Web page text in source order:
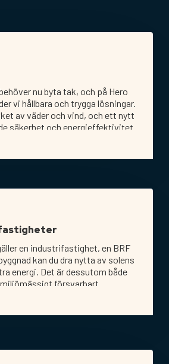
nu byta tak, och på Hero
vi hållbara och trygga lösningar.
av väder och vind, och ett nytt
säkerhet och energieffektivitet.
en industrifastighet, en BRF
kan du dra nytta av solens
energi. Det är dessutom både
försvarbart.